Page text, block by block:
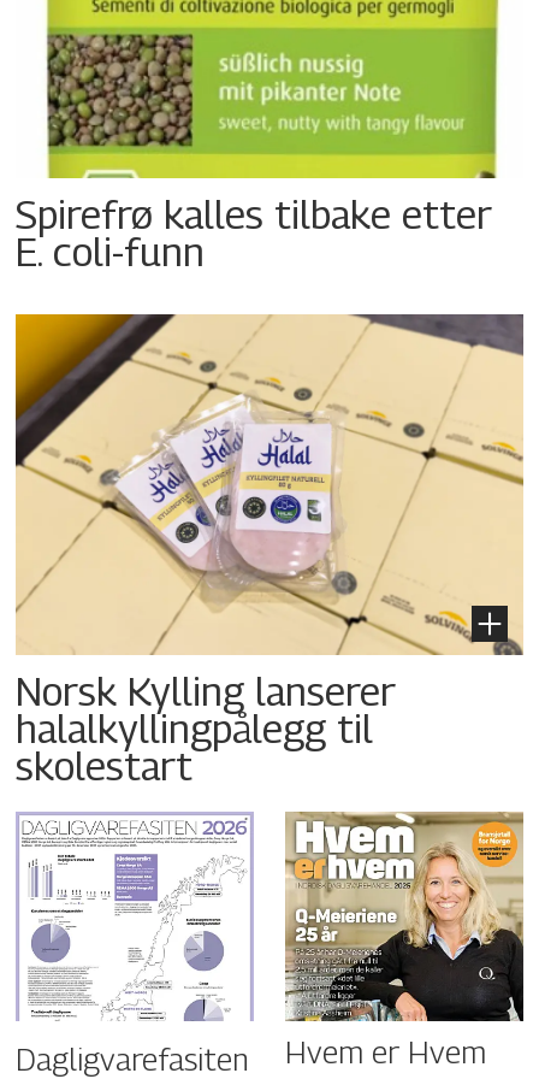
Spirefrø kalles tilbake etter
E. coli-funn
Norsk Kylling lanserer
halalkyllingpålegg til
skolestart
Dagligvarefasiten Hvem er Hvem